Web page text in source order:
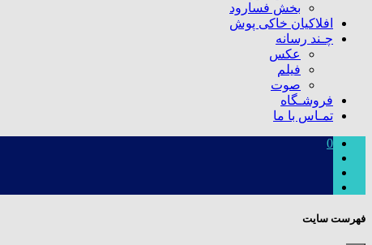
بخش فسارود
افلاکیان خاکی پوش
چـند رسانه
عکس
فیلم
صوت
فروشـگاه
تمـاس با ما
0
فهرست سایت